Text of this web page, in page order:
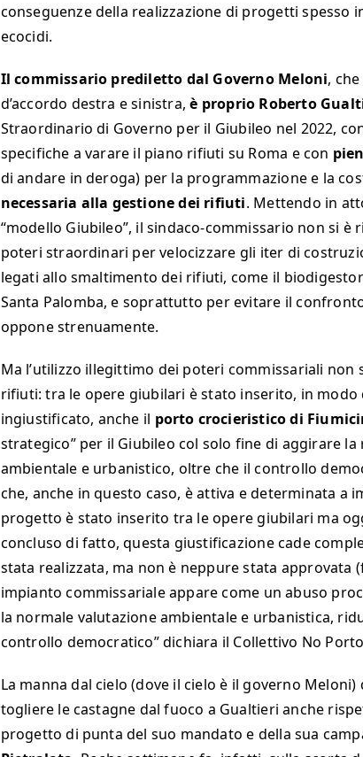
conseguenze della realizzazione di progetti spesso
ecocidi.
Il commissario prediletto dal Governo Meloni,
d’accordo destra e sinistra,è proprio Roberto
Straordinario di Governo per il Giubileo nel 2022,
specifiche a varare il piano rifiuti su Roma e con
di andare in deroga) per la programmazione e la
necessaria alla gestione dei rifiuti. Mettendo in
“modello Giubileo”, il sindaco-commissario non si è
poteri straordinari per velocizzare gli iter di
legati allo smaltimento dei rifiuti, come il
Santa Palomba, e soprattutto per evitare il
oppone strenuamente.
Ma l’utilizzo illegittimo dei poteri commissariali non
rifiuti: tra le opere giubilari è stato inserito, in
ingiustificato, anche il porto crocieristico di
strategico” per il Giubileo col solo fine di aggirare
ambientale e urbanistico, oltre che il controllo
che, anche in questo caso, è attiva e determinata a
progetto è stato inserito tra le opere giubilari ma
concluso di fatto, questa giustificazione cade
stata realizzata, ma non è neppure stata approvata
impianto commissariale appare come un abuso
la normale valutazione ambientale e urbanistica,
controllo democratico” dichiara il Collettivo No
La manna dal cielo (dove il cielo è il governo
togliere le castagne dal fuoco a Gualtieri anche
progetto di punta del suo mandato e della sua